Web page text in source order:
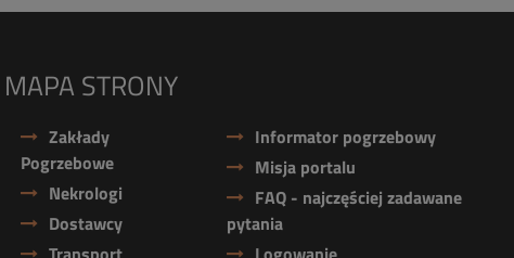
MAPA STRONY
Zakłady
Pogrzebowe
Nekrologi
Dostawcy
Informator pogrzebowy
Misja portalu
FAQ - najczęściej zadawane
pytania